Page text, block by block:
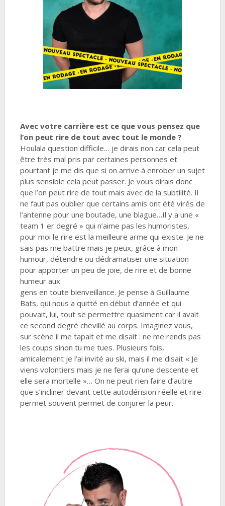
Avec votre carrière est ce que vous pensez que
l’on peut rire de tout avec tout le monde ?
Houlala question difficile… je dirais non car cela peut
être très mal pris par certaines personnes et
pourtant je me dis que si on arrive à enrober un sujet
plus sensible cela peut passer. Je vous dirais donc
que l’on peut rire de tout mais avec de la subtilité. Il
ne faut pas oublier que certains amis ont été virés de
l’antenne pour une boutade, une blague…Il y a une «
team 1 er degré » qui n’aime pas les humoristes,
pour moi le rire est la meilleure arme qui existe. Je ne
sais pas me battre mais je peux, grâce à mon
humour, détendre ou dédramatiser une situation
pour apporter un peu de joie, de rire et de bonne
humeur aux
gens en toute bienveillance. Je pense à Guillaume
Bats, qui nous a quitté en début d’année et qui
pouvait, lui, tout se permettre quasiment car il avait
ce second degré chevillé au corps. Imaginez vous,
sur scène il me tapait et me disait : ne me rends pas
les coups sinon tu me tues. Plusieurs fois,
amicalement je l’ai invité au ski, mais il me disait « Je
viens volontiers mais je ne ferai qu’une descente et
elle sera mortelle »… On ne peut rien faire d’autre
que s’incliner devant cette autodérision réelle et rire
permet souvent permet de conjurer la peur.